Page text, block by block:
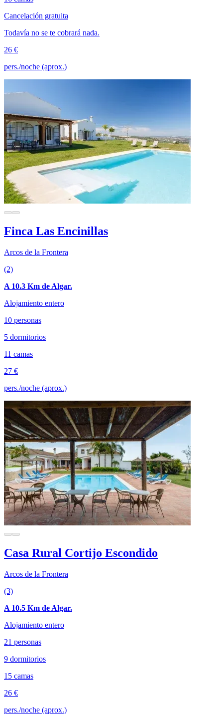
Cancelación gratuita
Todavía no se te cobrará nada.
26 €
pers./noche (aprox.)
Finca Las Encinillas
Arcos de la Frontera
(2)
A 10.3 Km de Algar.
Alojamiento entero
10 personas
5 dormitorios
11 camas
27 €
pers./noche (aprox.)
Casa Rural Cortijo Escondido
Arcos de la Frontera
(3)
A 10.5 Km de Algar.
Alojamiento entero
21 personas
9 dormitorios
15 camas
26 €
pers./noche (aprox.)